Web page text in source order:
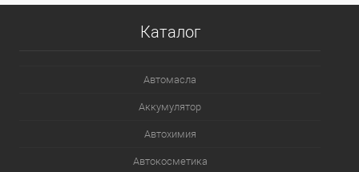
Каталог
Автомасла
Аккумулятор
Автохимия
Автокосметика